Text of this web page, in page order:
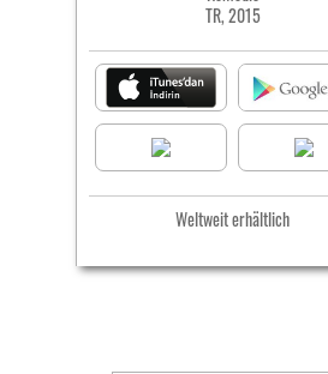
TR, 2015
Weltweit erhältlich